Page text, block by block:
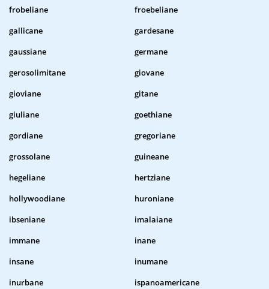
frobeliane
froebeliane
gallicane
gardesane
gaussiane
germane
gerosolimitane
giovane
gioviane
gitane
giuliane
goethiane
gordiane
gregoriane
grossolane
guineane
hegeliane
hertziane
hollywoodiane
huroniane
ibseniane
imalaiane
immane
inane
insane
inumane
inurbane
ispanoamericane